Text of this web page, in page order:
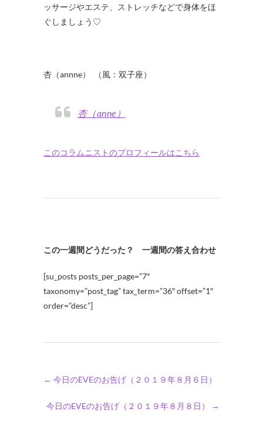
ッサージやエステ、ストレッチなどで身体をほ
ぐしましょう♡
杏（annne） （風：双子座）
杏（anne）
このコラムニストのプロフィールはこちら
この一週間どうだった？ 一週間の答え合わせ
[su_posts posts_per_page=”7″
taxonomy=”post_tag” tax_term=”36″ offset=”1″
order=”desc”]
← 今日のEVEのお告げ（２０１９年８月６日）
今日のEVEのお告げ（２０１９年８月８日） →